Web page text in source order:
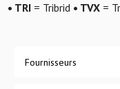
• TRI= Tribrid • TVX=
Fournisseurs